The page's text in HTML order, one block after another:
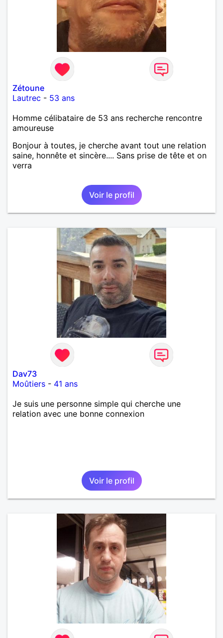
Zétoune
Lautrec - 53 ans
Homme célibataire de 53 ans recherche rencontre
amoureuse
Bonjour à toutes, je cherche avant tout une relation
saine, honnête et sincère.... Sans prise de tête et on
verra
Voir le profil
Dav73
Moûtiers - 41 ans
Je suis une personne simple qui cherche une
relation avec une bonne connexion
Voir le profil